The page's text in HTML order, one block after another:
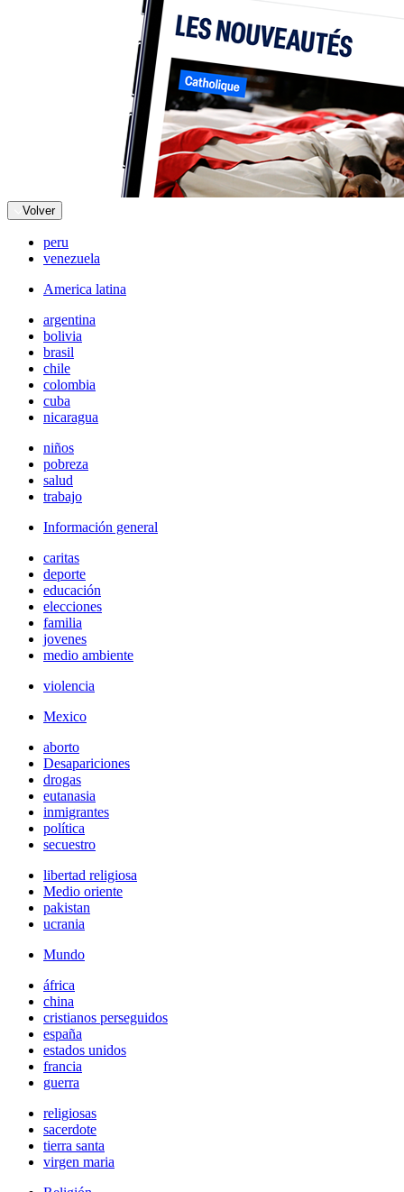
Volver
peru
venezuela
America latina
argentina
bolivia
brasil
chile
colombia
cuba
nicaragua
niños
pobreza
salud
trabajo
Información general
caritas
deporte
educación
elecciones
familia
jovenes
medio ambiente
violencia
Mexico
aborto
Desapariciones
drogas
eutanasia
inmigrantes
política
secuestro
libertad religiosa
Medio oriente
pakistan
ucrania
Mundo
áfrica
china
cristianos perseguidos
españa
estados unidos
francia
guerra
religiosas
sacerdote
tierra santa
virgen maria